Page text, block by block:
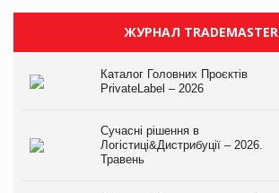
ЖУРНАЛ TRADEMASTER
Каталог Головних Проєктів
PrivateLabel – 2026
Сучасні рішення в
Логістиці&Дистрибуції – 2026.
Травень